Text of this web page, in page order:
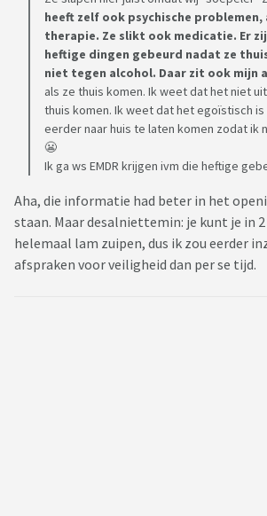
heeft zelf ook psychische problemen,
therapie. Ze slikt ook medicatie. Er
heftige dingen gebeurd nadat ze
niet tegen alcohol. Daar zit ook mijn
als ze thuis komen. Ik weet dat het niet
thuis komen. Ik weet dat het egoïstisch is
eerder naar huis te laten komen zodat ik
😬
Ik ga ws EMDR krijgen ivm die heftige
Aha, die informatie had beter in het
staan. Maar desalniettemin: je kunt je in
helemaal lam zuipen, dus ik zou eerder
afspraken voor veiligheid dan per se tijd.